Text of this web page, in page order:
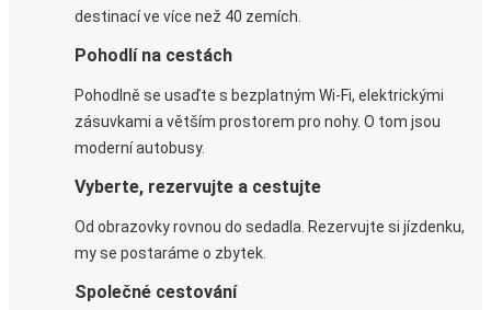
destinací ve více než 40 zemích.
Pohodlí na cestách
Pohodlně se usaďte s bezplatným Wi-Fi, elektrickými
zásuvkami a větším prostorem pro nohy. O tom jsou
moderní autobusy.
Vyberte, rezervujte a cestujte
Od obrazovky rovnou do sedadla. Rezervujte si jízdenku,
my se postaráme o zbytek.
Společné cestování